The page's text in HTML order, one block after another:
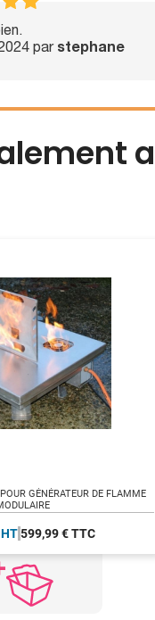
par stephane
GÉNÉRATEUR DE FLAMME
599,99 € TTC